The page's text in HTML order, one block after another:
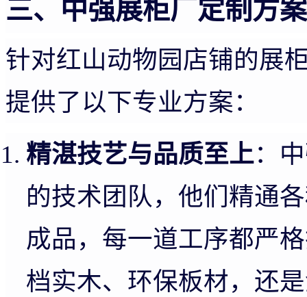
三、中强展柜厂定制方案
针对红山动物园店铺的展
提供了以下专业方案：
精湛技艺与品质至上：
的技术团队，他们精通
成品，每一道工序都严
档实木、环保板材，还